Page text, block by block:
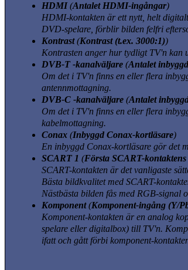
HDMI (Antalet HDMI-ingångar)
HDMI-kontakten är ett nytt, helt
DVD-spelare, förblir bilden felfri
Kontrast (Kontrast (t.ex. 3000:1))
Kontrasten anger hur tydligt TV'n kan
DVB-T -kanalväljare (Antalet
Om det i TV'n finns en eller flera
antennmottagning.
DVB-C -kanalväljare (Antalet
Om det i TV'n finns en eller flera
kabelmottagning.
Conax (Inbyggd Conax-kortläsare)
En inbyggd Conax-kortläsare gör det
SCART 1 (Första SCART-kontaktens
SCART-kontakten är det vanligaste
Bästa bildkvalitet med SCART-
Nästbästa bilden fås med RGB-signal
Komponent (Komponent-ingång (Y/
Komponent-kontakten är en analog
spelare eller digitalbox) till TV'n.
ifatt och gått förbi komponent-